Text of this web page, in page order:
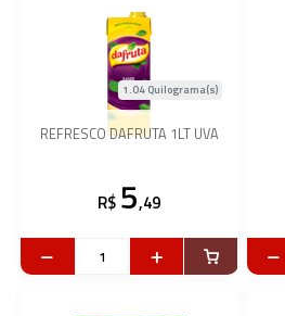
REFRESCO DAFRUTA 1LT UVA
1.04 Quilograma(s)
R$ 5,49